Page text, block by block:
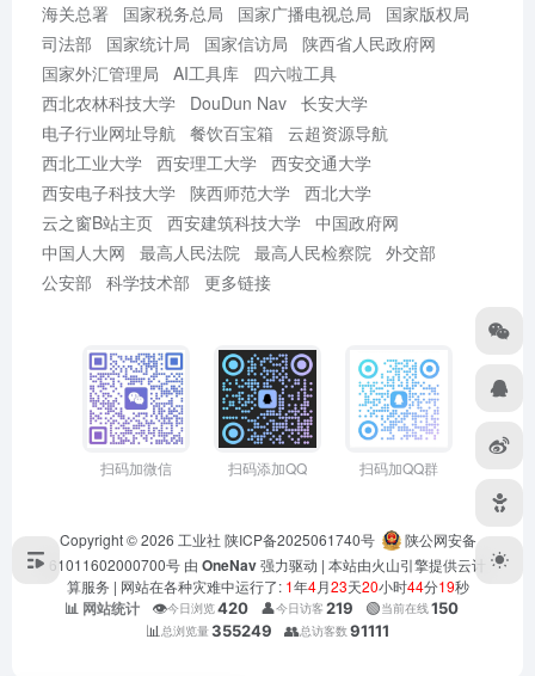
海关总署
国家税务总局 国家广播电视总局
国家版权局
司法部
国家统计局 国家信访局
陕西省人民政府网
国家外汇管理局
AI工具库
四六啦工具
西北农林科技大学
DouDun Nav 长安大学
电子行业网址导航 餐饮百宝箱
云超资源导航
西北工业大学 西安理工大学 西安交通大学
西安电子科技大学 陕西师范大学 西北大学
云之窗B站主页 西安建筑科技大学 中国政府网
中国人大网
最高人民法院 最高人民检察院 外交部
公安部
科学技术部 更多链接
扫码加微信 扫码添加QQ 扫码加QQ群
Copyright © 2026 工业社 陕ICP备2025061740号
陕公网安备
61011602000700号 由 OneNav强力驱动 | 本站由火山引擎提供云计
算服务 | 网站在各种灾难中运行了: 1年4月23天20小时44分20秒
📊 网站统计 👁️今日浏览420 👤今日访客 219 🟢当前在线 150
📊总浏览量355249 👥总访客数91111